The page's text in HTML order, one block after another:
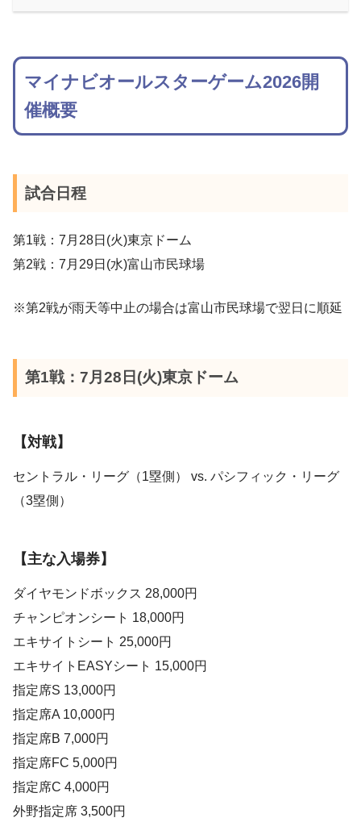
マイナビオールスターゲーム2026開
催概要
試合日程
第1戦：7月28日(火)東京ドーム
第2戦：7月29日(水)富山市民球場
※第2戦が雨天等中止の場合は富山市民球場で翌日に順延
第1戦：7月28日(火)東京ドーム
【対戦】
セントラル・リーグ（1塁側） vs. パシフィック・リーグ
（3塁側）
【主な入場券】
ダイヤモンドボックス 28,000円
チャンピオンシート 18,000円
エキサイトシート 25,000円
エキサイトEASYシート 15,000円
指定席S 13,000円
指定席A 10,000円
指定席B 7,000円
指定席FC 5,000円
指定席C 4,000円
外野指定席 3,500円